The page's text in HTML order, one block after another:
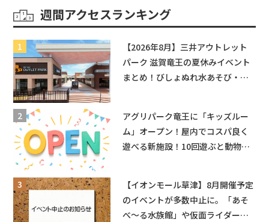
週間アクセスランキング
【2026年8月】三井アウトレット
パーク 滋賀竜王の夏休みイベント
まとめ！びしょぬれ水あそび・激
アグリパーク竜王に「キッズルー
ム」オープン！屋内でコスパ良く
遊べる新施設！10回遊ぶと動物触
【イオンモール草津】8月開催予定
のイベントが多数中止に。「あそ
べ〜る水族館」や仮面ライダーシ